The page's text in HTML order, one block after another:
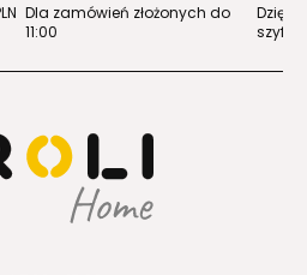
Dla zamówień złożonych do
11:00
Dzięki